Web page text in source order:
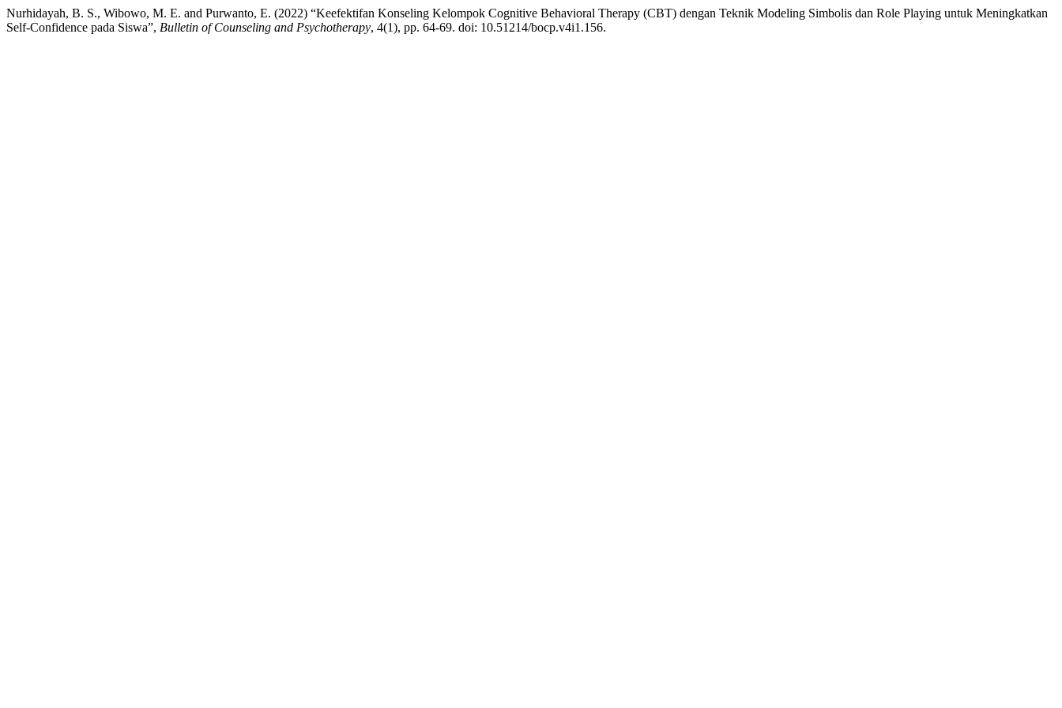
Nurhidayah, B. S., Wibowo, M. E. and Purwanto, E. (2022) “Keefektifan Konseling Kelompok Cognitive Behavioral Therapy (CBT) dengan Teknik Modeling Simbolis dan Role Playing untuk Meningkatkan
Self-Confidence pada Siswa”, Bulletin of Counseling and Psychotherapy, 4(1), pp. 64-69. doi: 10.51214/bocp.v4i1.156.